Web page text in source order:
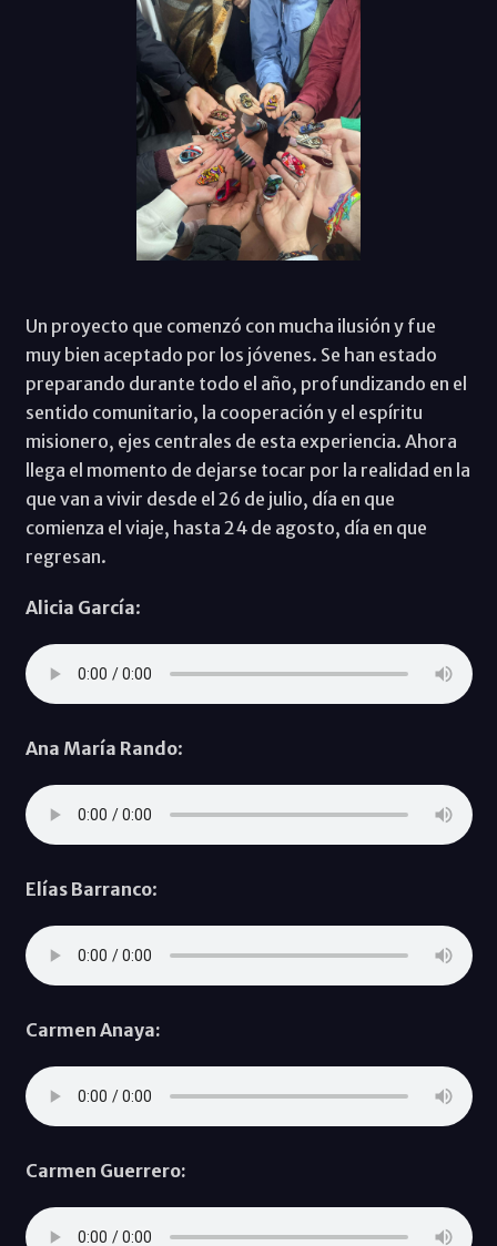
Un proyecto que comenzó con mucha ilusión y fue
muy bien aceptado por los jóvenes. Se han estado
preparando durante todo el año, profundizando en el
sentido comunitario, la cooperación y el espíritu
misionero, ejes centrales de esta experiencia. Ahora
llega el momento de dejarse tocar por la realidad en la
que van a vivir desde el 26 de julio, día en que
comienza el viaje, hasta 24 de agosto, día en que
regresan.
Alicia García:
Ana María Rando:
Elías Barranco:
Carmen Anaya:
Carmen Guerrero: